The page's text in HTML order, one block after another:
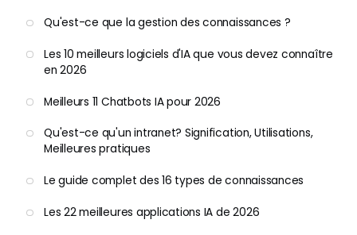
Qu'est-ce que la gestion des connaissances ?
Les 10 meilleurs logiciels d'IA que vous devez connaître
en 2026
Meilleurs 11 Chatbots IA pour 2026
Qu'est-ce qu'un intranet? Signification, Utilisations,
Meilleures pratiques
Le guide complet des 16 types de connaissances
Les 22 meilleures applications IA de 2026